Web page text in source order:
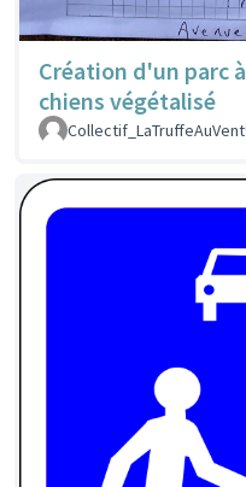
Création d'un parc à
chiens végétalisé
Collectif_LaTruffeAuVent